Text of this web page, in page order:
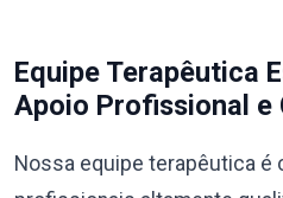
Equipe Terapêutica
Apoio Profissional e
Nossa equipe terapêutica é